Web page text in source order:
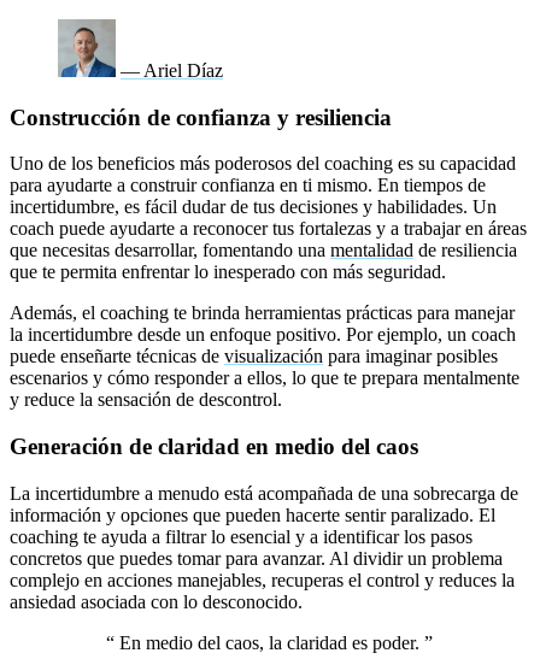
— Ariel Díaz
Construcción de confianza y resiliencia
Uno de los beneficios más poderosos del coaching es su capacidad
para ayudarte a construir confianza en ti mismo. En tiempos de
incertidumbre, es fácil dudar de tus decisiones y habilidades. Un
coach puede ayudarte a reconocer tus fortalezas y a trabajar en áreas
que necesitas desarrollar, fomentando una mentalidad de resiliencia
que te permita enfrentar lo inesperado con más seguridad.
Además, el coaching te brinda herramientas prácticas para manejar
la incertidumbre desde un enfoque positivo. Por ejemplo, un coach
puede enseñarte técnicas de visualización para imaginar posibles
escenarios y cómo responder a ellos, lo que te prepara mentalmente
y reduce la sensación de descontrol.
Generación de claridad en medio del caos
La incertidumbre a menudo está acompañada de una sobrecarga de
información y opciones que pueden hacerte sentir paralizado. El
coaching te ayuda a filtrar lo esencial y a identificar los pasos
concretos que puedes tomar para avanzar. Al dividir un problema
complejo en acciones manejables, recuperas el control y reduces la
ansiedad asociada con lo desconocido.
“ En medio del caos, la claridad es poder. ”